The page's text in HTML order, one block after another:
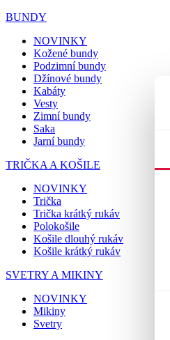
BUNDY
NOVINKY
Kožené bundy
Podzimní bundy
Džínové bundy
Kabáty
Vesty
Zimní bundy
Saka
Jarní bundy
TRIČKA A KOŠILE
NOVINKY
Trička
Trička krátký rukáv
Polokošile
Košile dlouhý rukáv
Košile krátký rukáv
SVETRY A MIKINY
NOVINKY
Mikiny
Svetry